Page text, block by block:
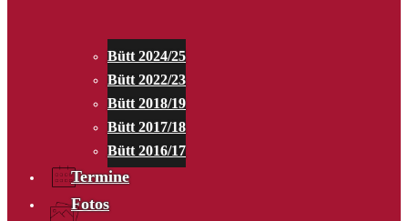
Bütt 2024/25
Bütt 2022/23
Bütt 2018/19
Bütt 2017/18
Bütt 2016/17
Termine
Fotos